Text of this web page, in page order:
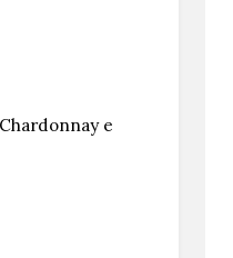
e